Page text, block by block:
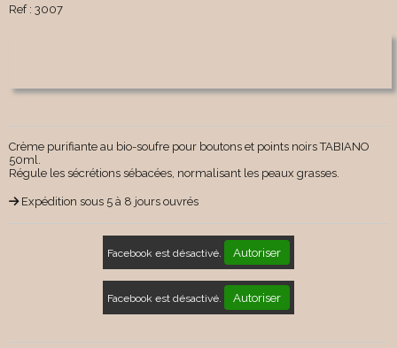
Ref : 3007
Crème purifiante au bio-soufre pour boutons et points noirs TABIANO
50ml.
Régule les sécrétions sébacées, normalisant les peaux grasses.
Expédition sous 5 à 8 jours ouvrés
Facebook est désactivé. Autoriser
Facebook est désactivé. Autoriser